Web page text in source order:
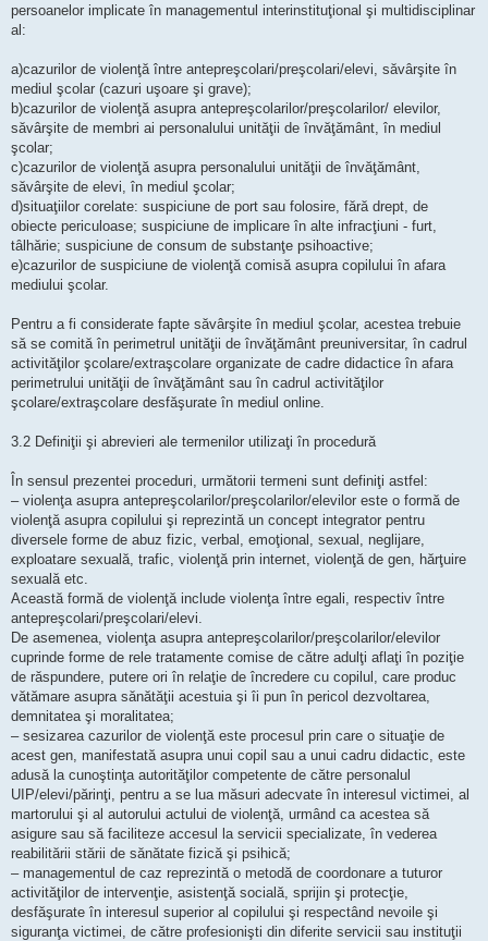
persoanelor implicate în managementul interinstituţional şi multidisciplinar
al:
a)cazurilor de violenţă între antepreşcolari/preşcolari/elevi, săvârşite în
mediul şcolar (cazuri uşoare şi grave);
b)cazurilor de violenţă asupra antepreşcolarilor/preşcolarilor/ elevilor,
săvârşite de membri ai personalului unităţii de învăţământ, în mediul
şcolar;
c)cazurilor de violenţă asupra personalului unităţii de învăţământ,
săvârşite de elevi, în mediul şcolar;
d)situaţiilor corelate: suspiciune de port sau folosire, fără drept, de
obiecte periculoase; suspiciune de implicare în alte infracţiuni - furt,
tâlhărie; suspiciune de consum de substanţe psihoactive;
e)cazurilor de suspiciune de violenţă comisă asupra copilului în afara
mediului şcolar.
Pentru a fi considerate fapte săvârşite în mediul şcolar, acestea trebuie
să se comită în perimetrul unităţii de învăţământ preuniversitar, în cadrul
activităţilor şcolare/extraşcolare organizate de cadre didactice în afara
perimetrului unităţii de învăţământ sau în cadrul activităţilor
şcolare/extraşcolare desfăşurate în mediul online.
3.2 Definiţii şi abrevieri ale termenilor utilizaţi în procedură
În sensul prezentei proceduri, următorii termeni sunt definiţi astfel:
– violenţa asupra antepreşcolarilor/preşcolarilor/elevilor este o formă de
violenţă asupra copilului şi reprezintă un concept integrator pentru
diversele forme de abuz fizic, verbal, emoţional, sexual, neglijare,
exploatare sexuală, trafic, violenţă prin internet, violenţă de gen, hărţuire
sexuală etc.
Această formă de violenţă include violenţa între egali, respectiv între
antepreşcolari/preşcolari/elevi.
De asemenea, violenţa asupra antepreşcolarilor/preşcolarilor/elevilor
cuprinde forme de rele tratamente comise de către adulţi aflaţi în poziţie
de răspundere, putere ori în relaţie de încredere cu copilul, care produc
vătămare asupra sănătăţii acestuia şi îi pun în pericol dezvoltarea,
demnitatea şi moralitatea;
– sesizarea cazurilor de violenţă este procesul prin care o situaţie de
acest gen, manifestată asupra unui copil sau a unui cadru didactic, este
adusă la cunoştinţa autorităţilor competente de către personalul
UIP/elevi/părinţi, pentru a se lua măsuri adecvate în interesul victimei, al
martorului şi al autorului actului de violenţă, urmând ca acestea să
asigure sau să faciliteze accesul la servicii specializate, în vederea
reabilitării stării de sănătate fizică şi psihică;
– managementul de caz reprezintă o metodă de coordonare a tuturor
activităţilor de intervenţie, asistenţă socială, sprijin şi protecţie,
desfăşurate în interesul superior al copilului şi respectând nevoile şi
siguranţa victimei, de către profesionişti din diferite servicii sau instituţii